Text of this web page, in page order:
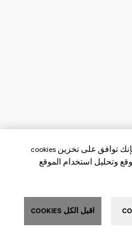
بالنقر فوق «قبول الكل Cookies»، فإنك توافق على تخزين cookies
وتحليل استخدام الموقع
اقبل الكل COOKIES